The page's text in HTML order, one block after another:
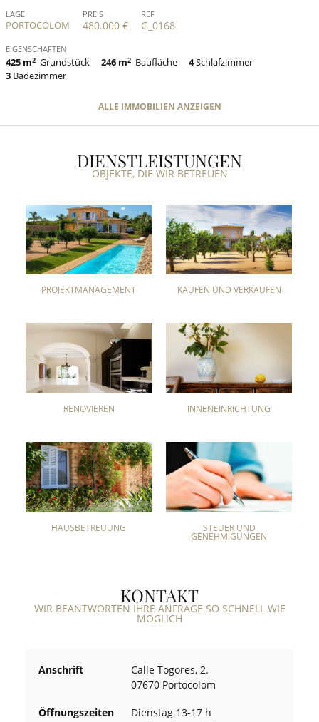
LAGE
PORTOCOLOM
PREIS
480.000 €
REF
G_0168
EIGENSCHAFTEN
425 m2 Grundstück 246 m2 Baufläche 4Schlafzimmer
3 Badezimmer
ALLE IMMOBILIEN ANZEIGEN
DIENSTLEISTUNGEN
OBJEKTE, DIE WIR BETREUEN
PROJEKTMANAGEMENT KAUFEN UND VERKAUFEN
RENOVIEREN INNENEINRICHTUNG
HAUSBETREUUNG STEUER UND
GENEHMIGUNGEN
KONTAKT
WIR BEANTWORTEN IHRE ANFRAGE SO SCHNELL WIE
MÖGLICH
Anschrift
Calle Togores, 2.
07670 Portocolom
Öffnungszeiten
Dienstag 13-17 h